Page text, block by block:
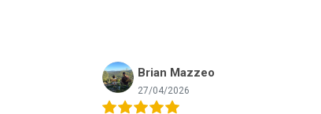
Brian Mazzeo
27/04/2026